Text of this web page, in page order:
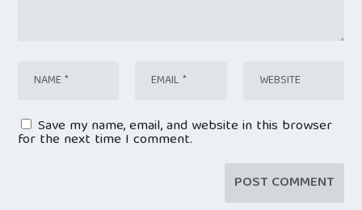
Save my name, email, and website in this browser
for the next time I comment.